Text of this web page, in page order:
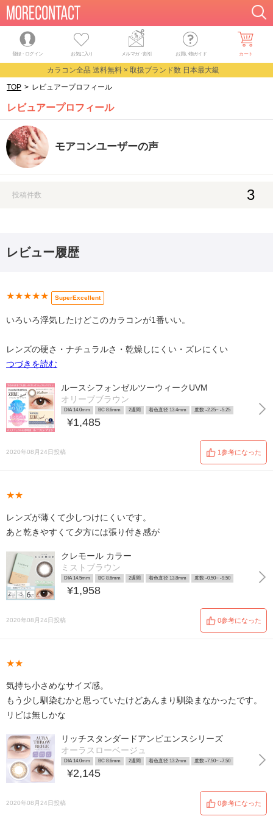
登録・ログイン お気に入り メルマガ・割引 お買い物ガイド カート
カラコン全品 送料無料 × 取扱ブランド数 日本最大級
TOP > レビュアープロフィール
レビュアープロフィール
モアコンユーザーの声
投稿件数 3
レビュー履歴
★★★★★ SuperExcellent
いろいろ浮気したけどこのカラコンが1番いい。
レンズの硬さ・ナチュラルさ・乾燥しにくい・ズレにくい
つづきを読む
ルースシフォンゼルツーウィークUVM
オリーブブラウン
DIA 14.0mm BC 8.6mm 2週間 着色直径 13.4mm 度数 -2.25~ -5.25
¥1,485
2020年08月24日投稿 1参考になった
★★
レンズが薄くて少しつけにくいです。
あと乾きやすくて夕方には張り付き感が
クレモール カラー
ミストブラウン
DIA 14.5mm BC 8.6mm 2週間 着色直径 13.8mm 度数 -0.50~ -9.50
¥1,958
2020年08月24日投稿 0参考になった
★★
気持ち小さめなサイズ感。
もう少し馴染むかと思っていたけどあんまり馴染まなかったです。
リピは無しかな
リッチスタンダードアンビエンスシリーズ
オーラスローベージュ
DIA 14.0mm BC 8.6mm 2週間 着色直径 13.2mm 度数 -7.50~ -7.50
¥2,145
2020年08月24日投稿 0参考になった